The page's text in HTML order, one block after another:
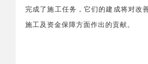
完成了施工任务，它们的建成将对改
施工及资金保障方面作出的贡献。